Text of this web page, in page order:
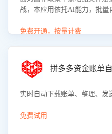
战，本应用依托AI能力，批量
购买意向，深度洞察决策动因
度、客服转化能力及销售业绩
免费开通，按量计费
拼多多资金账单
实时自动下载账单、整理、发
免费试用